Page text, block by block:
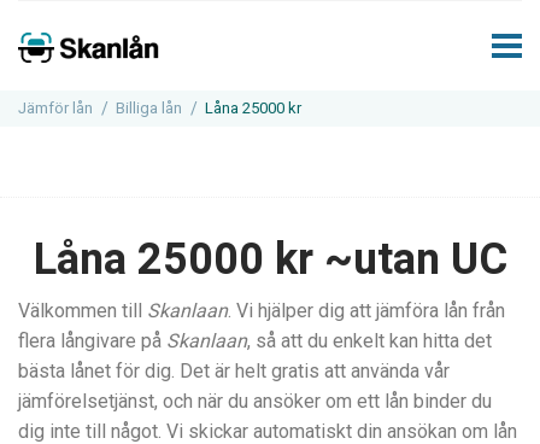
Jämför lån Billiga lån Låna 25000 kr
Låna 25000 kr ~utan UC
Välkommen till Skanlaan. Vi hjälper dig att jämföra lån från
flera långivare på Skanlaan, så att du enkelt kan hitta det
bästa lånet för dig. Det är helt gratis att använda vår
jämförelsetjänst, och när du ansöker om ett lån binder du
dig inte till något. Vi skickar automatiskt din ansökan om lån